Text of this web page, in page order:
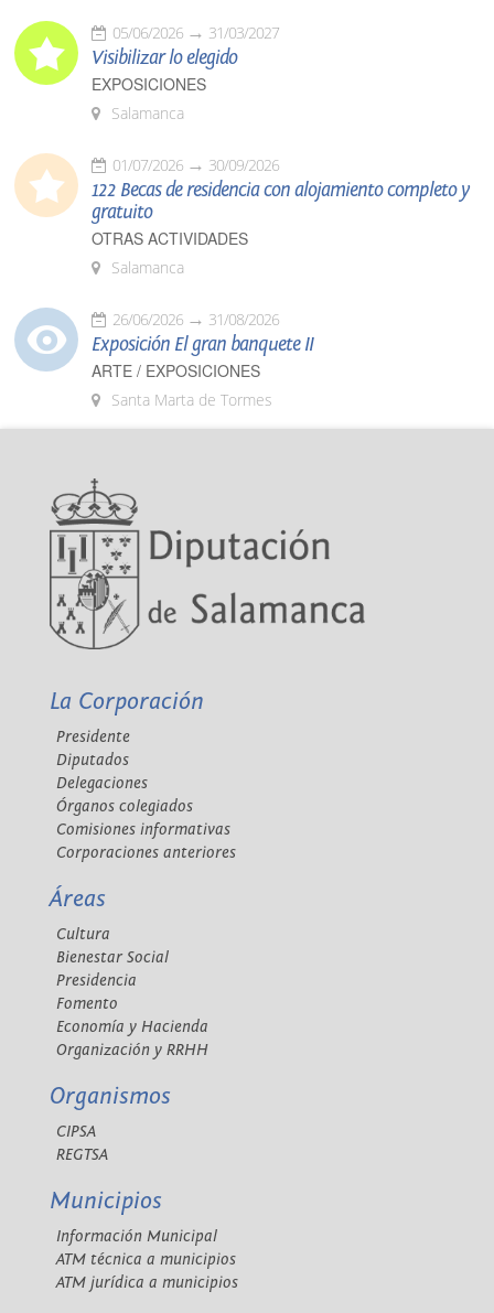
05/06/2026 31/03/2027
Visibilizar lo elegido
EXPOSICIONES
Salamanca
01/07/2026 30/09/2026
122 Becas de residencia con alojamiento completo y
gratuito
OTRAS ACTIVIDADES
Salamanca
26/06/2026 31/08/2026
Exposición El gran banquete II
ARTE / EXPOSICIONES
Santa Marta de Tormes
La Corporación
Presidente
Diputados
Delegaciones
Órganos colegiados
Comisiones informativas
Corporaciones anteriores
Áreas
Cultura
Bienestar Social
Presidencia
Fomento
Economía y Hacienda
Organización y RRHH
Organismos
CIPSA
REGTSA
Municipios
Información Municipal
ATM técnica a municipios
ATM jurídica a municipios